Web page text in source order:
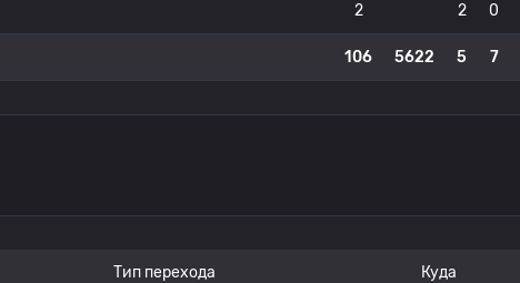
2 2 0
106 5622 5 7
Тип перехода Куда